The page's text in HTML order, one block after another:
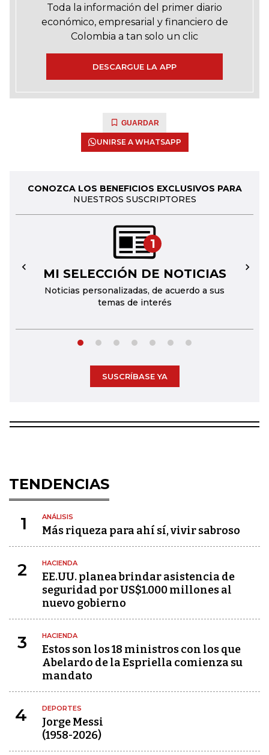
Toda la información del primer diario
económico, empresarial y financiero de
Colombia a tan solo un clic
DESCARGUE LA APP
GUARDAR
UNIRSE A WHATSAPP
CONOZCA LOS BENEFICIOS EXCLUSIVOS PARA
NUESTROS SUSCRIPTORES
1
MI SELECCIÓN DE NOTICIAS
Noticias personalizadas, de acuerdo a sus
temas de interés
← →
SUSCRÍBASE YA
TENDENCIAS
1 ANÁLISIS
Más riqueza para ahí sí, vivir sabroso
2 HACIENDA
EE.UU. planea brindar asistencia de
seguridad por US$1.000 millones al
nuevo gobierno
3 HACIENDA
Estos son los 18 ministros con los que
Abelardo de la Espriella comienza su
mandato
4 DEPORTES
Jorge Messi
(1958-2026)